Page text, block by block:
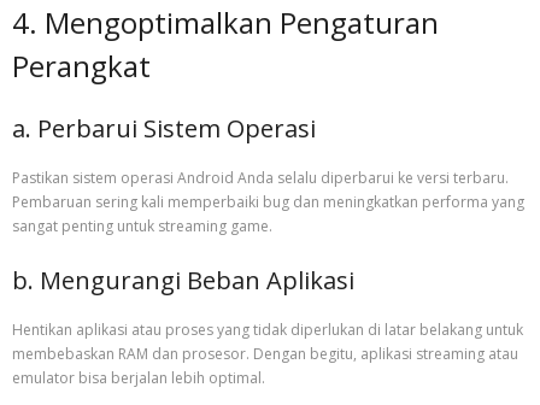
4. Mengoptimalkan Pengaturan
Perangkat
a. Perbarui Sistem Operasi
Pastikan sistem operasi Android Anda selalu diperbarui ke versi terbaru.
Pembaruan sering kali memperbaiki bug dan meningkatkan performa yang
sangat penting untuk streaming game.
b. Mengurangi Beban Aplikasi
Hentikan aplikasi atau proses yang tidak diperlukan di latar belakang untuk
membebaskan RAM dan prosesor. Dengan begitu, aplikasi streaming atau
emulator bisa berjalan lebih optimal.